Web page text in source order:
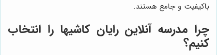
باکیفیت و جامع هستند.
چرا مدرسه آنلاین رایان کاشیها را انتخاب
کنیم؟